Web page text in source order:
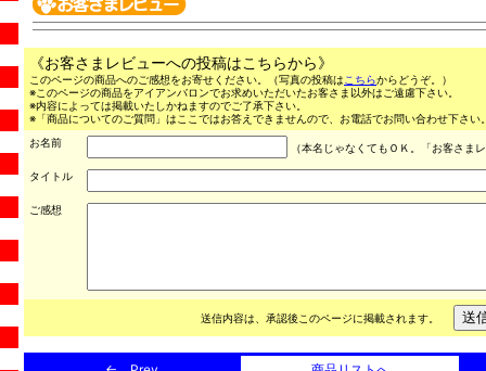
《お客さまレビューへの投稿はこちらから》
このページの商品へのご感想をお寄せください。（写真の投稿は こちらからどうぞ。）
※このページの商品をアイアンバロンでお求めいただいたお客さま以外はご遠慮下さい。
※内容によっては掲載いたしかねますのでご了承下さい。
※「商品についてのご質問」はここではお答えできませんので、お電話でお問い合わせ下さ
お名前
（本名じゃなくてもＯＫ。「お客さま
タイトル
ご感想
送信内容は、承認後このページに掲載されます。